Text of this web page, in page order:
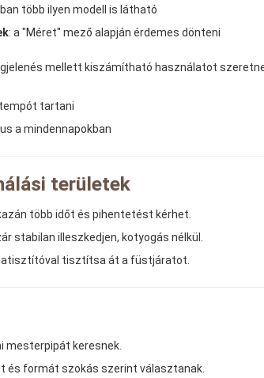
több ilyen modell is látható
: a "Méret" mező alapján érdemes dönteni
mellett kiszámítható használatot
tartani
a mindennapokban
területek
több időt és pihentetést kérhet.
stabilan illeszkedjen, kotyogás nélkül.
tisztítsa át a füstjáratot.
mesterpipát keresnek.
és formát szokás szerint választanak.